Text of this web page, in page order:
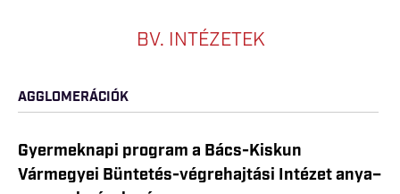
BV. INTÉZETEK
AGGLOMERÁCIÓK
Gyermeknapi program a Bács-Kiskun
Vármegyei Büntetés-végrehajtási Intézet anya–